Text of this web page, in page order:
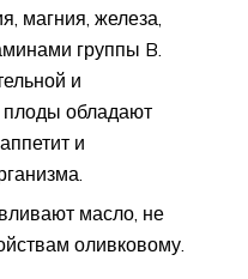
магния, железа,
группы B.
и
плоды обладают
и
масло, не
оливковому.